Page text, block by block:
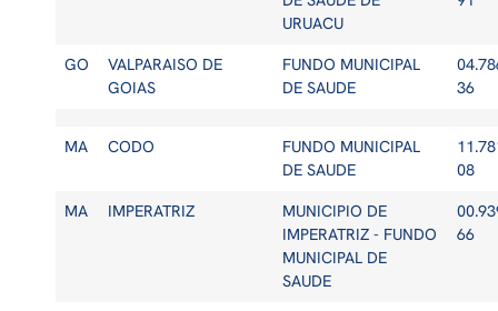
URUACU
GO
VALPARAISO DE
GOIAS
FUNDO MUNICIPAL
DE SAUDE
36
MA CODO
FUNDO MUNICIPAL
DE SAUDE
08
MA IMPERATRIZ
MUNICIPIO DE
IMPERATRIZ - FUNDO
MUNICIPAL DE
SAUDE
66